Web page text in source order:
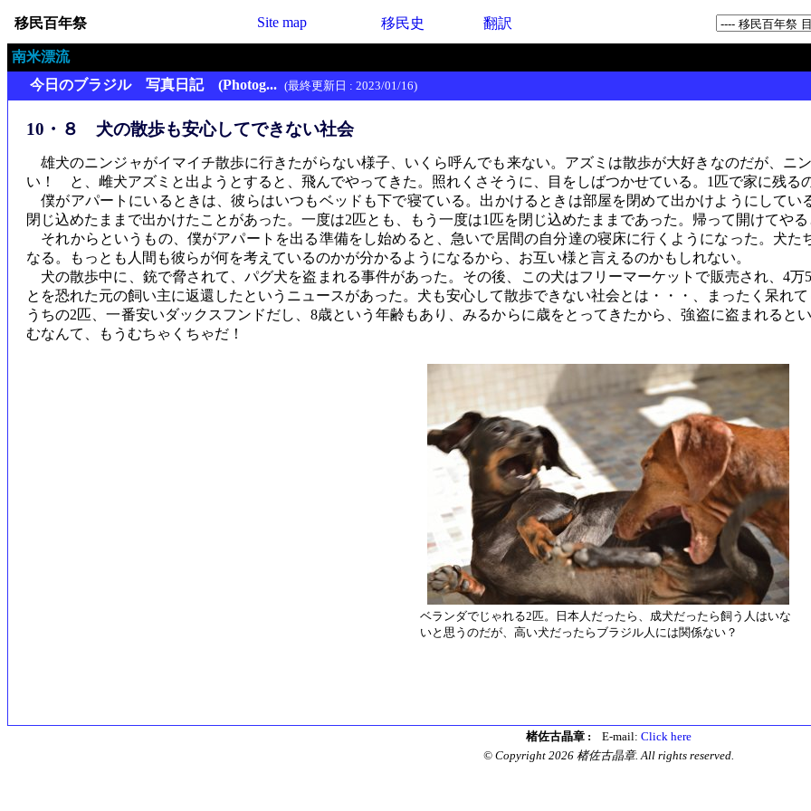
移民百年祭 Site map 移民史 翻訳
南米漂流
今日のブラジル 写真日記 (Photog... (最終更新日 : 2023/01/16)
10・８ 犬の散歩も安心してできない社会
雄犬のニンジャがイマイチ散歩に行きたがらない様子、いくら呼んでも来ない。アズミは散歩が大好きなのだが、ニ
い！ と、雌犬アズミと出ようとすると、飛んでやってきた。照れくさそうに、目をしばつかせている。1匹で家に残る
僕がアパートにいるときは、彼らはいつもベッドも下で寝ている。出かけるときは部屋を閉めて出かけようにしてい
閉じ込めたままで出かけたことがあった。一度は2匹とも、もう一度は1匹を閉じ込めたままであった。帰って開けてやる
それからというもの、僕がアパートを出る準備をし始めると、急いで居間の自分達の寝床に行くようになった。犬た
なる。もっとも人間も彼らが何を考えているのかが分かるようになるから、お互い様と言えるのかもしれない。
犬の散歩中に、銃で脅されて、パグ犬を盗まれる事件があった。その後、この犬はフリーマーケットで販売され、4
とを恐れた元の飼い主に返還したというニュースがあった。犬も安心して散歩できない社会とは・・・、まったく呆れて
うちの2匹、一番安いダックスフンドだし、8歳という年齢もあり、みるからに歳をとってきたから、強盗に盗まれると
むなんて、もうむちゃくちゃだ！
ベランダでじゃれる2匹。日本人だったら、成犬だったら飼う人はいな
いと思うのだが、高い犬だったらブラジル人には関係ない？
楮佐古晶章 : E-mail: Click here
© Copyright 2026 楮佐古晶章. All rights reserved.